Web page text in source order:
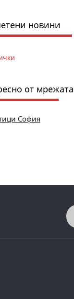
новини
от мрежата
София